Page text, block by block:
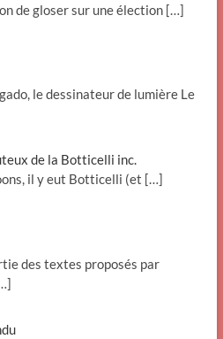
de gloser sur une élection […]
le dessinateur de lumière Le
de la Botticelli inc.
il y eut Botticelli (et […]
des textes proposés par